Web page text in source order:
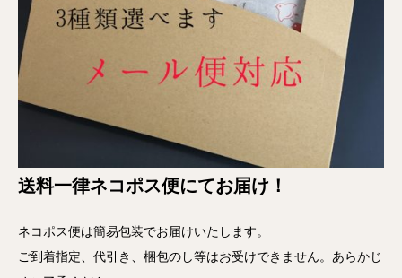
送料一律ネコポス便にてお届け！
ネコポス便は簡易包装でお届けいたします。
ご到着指定、代引き、梱包のし等はお受けできません。あらかじ